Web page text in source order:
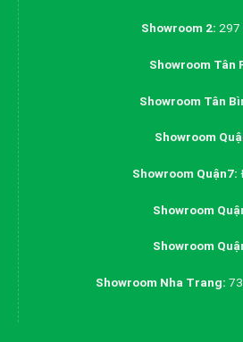
Showroom 2: 297
Showroom Tân
Showroom Tân
Showroom
Showroom Quận7:
Showroom
Showroom
Showroom Nha Trang: